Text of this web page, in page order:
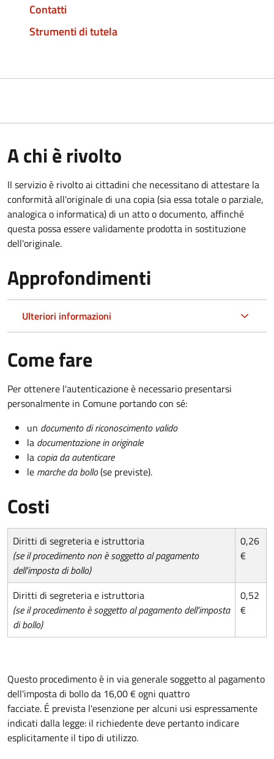
Contatti
Strumenti di tutela
A chi è rivolto
Il servizio è rivolto ai cittadini che necessitano di attestare la
conformità all'originale di una copia (sia essa totale o parziale,
analogica o informatica) di un atto o documento, affinché
questa possa essere validamente prodotta in sostituzione
dell'originale.
Approfondimenti
Ulteriori informazioni
Come fare
Per ottenere l'autenticazione è necessario presentarsi
personalmente in Comune portando con sé:
un documento di riconoscimento valido
la documentazione in originale
la copia da autenticare
le marche da bollo(se previste).
Costi
Diritti di segreteria e istruttoria
(se il procedimento non è soggetto al pagamento
dell'imposta di bollo)
0,26
€
Diritti di segreteria e istruttoria
(se il procedimento è soggetto al pagamento dell'imposta
di bollo)
0,52
€
Questo procedimento è in via generale soggetto al pagamento
dell'imposta di bollo da 16,00 € ogni quattro
facciate. É prevista l'esenzione per alcuni usi espressamente
indicati dalla legge: il richiedente deve pertanto indicare
esplicitamente il tipo di utilizzo.